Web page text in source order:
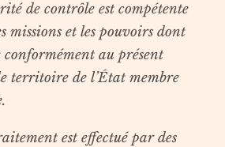
de contrôle est compétente
missions et les pouvoirs dont
conformément au présent
territoire de l’État membre
est effectué par des